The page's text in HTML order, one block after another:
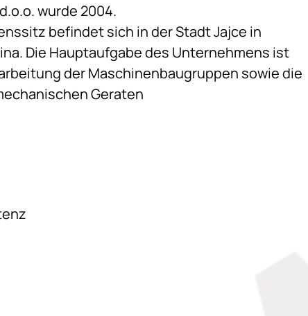
wurde 2004.
befindet sich in der Stadt Jajce in
Die Hauptaufgabe des Unternehmens ist
der Maschinenbaugruppen sowie die
Geraten